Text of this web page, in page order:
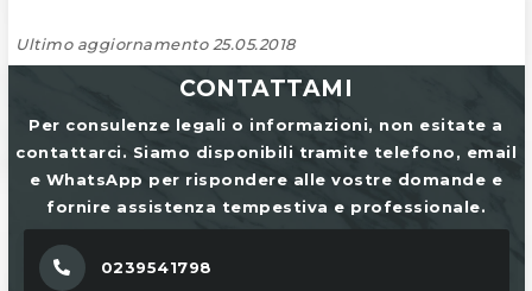
Ultimo aggiornamento 25.05.2018
CONTATTAMI
Per consulenze legali o informazioni, non esitate a
contattarci. Siamo disponibili tramite telefono, email
e WhatsApp per rispondere alle vostre domande e
fornire assistenza tempestiva e professionale.
0239541798